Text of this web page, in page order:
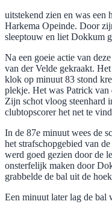
uitstekend zien en was een
Harkema Opeinde. Door
sleeptouw en liet Dokkum
Na een goeie actie van
van der Velde gekraakt.
klok op minuut 83 stond
plekje. Het was Patrick van
Zijn schot vloog steenhard
clubtopscorer het net te
In de 87e minuut wees de
het strafschopgebied van
werd goed gezien door de
onsterfelijk maken door
grabbelde de bal uit de
Een minuut later lag de bal